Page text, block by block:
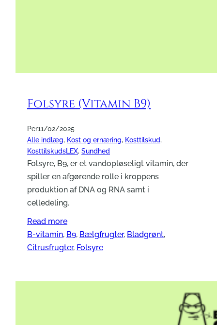
Folsyre (Vitamin B9)
Per11/02/2025
Alle indlæg, Kost og ernæring, Kosttilskud
KosttilskudsLEX, Sundhed
Folsyre, B9, er et vandopløseligt vitamin, der
spiller en afgørende rolle i kroppens
produktion af DNA og RNA samt i
celledeling.
Read more
B-vitamin, B9, Bælgfrugter, Bladgrønt
Citrusfrugter, Folsyre